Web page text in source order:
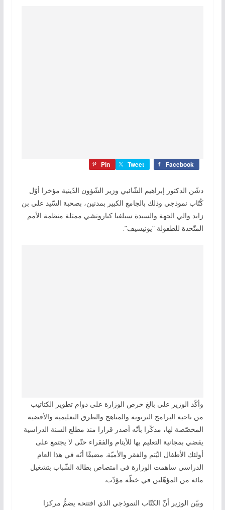
Facebook
Tweet
Pin
دشّن الدكتور إبراهيم الشّائبي وزير الشّؤون الدّينية مؤخرا أوّل
كُتّاب نموذجي وذلك بالجامع الكبير بمدنين، بصحبة السّيد علي بن
زايد والي الجهة والسيدة سيلفيا كياروتشي ممثلة منظمة الأمم
المتّحدة للطفولة “يونيسيف”.
وأكّد الوزير على بالغ حرص الوزارة على دوام تطوير الكتاتيب
من ناحية البرامج التربوية والمناهج والطرق التعليمية والأفضية
المخصّصة لها، مذكّرا بأنّه أصدر قرارا منذ مطلع السنة الدراسية
يقضي بمجانية التعليم بها للأيتام والفقراء حتّى لا يجتمع على
أولئك الأطفال اليُتم والفقر والأميّة. مضيفًا أنّه في هذا العام
الدراسي ساهمت الوزارة في امتصاص بطالة الشّباب بتشغيل
مائة من المؤهّلين في خطّة مؤدّب.
وبيّن الوزير أنّ الكتّاب النموذجي الذي افتتحه يضمُّ مركزا